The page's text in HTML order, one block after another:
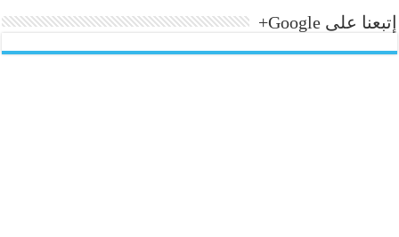
إتبعنا على Google+